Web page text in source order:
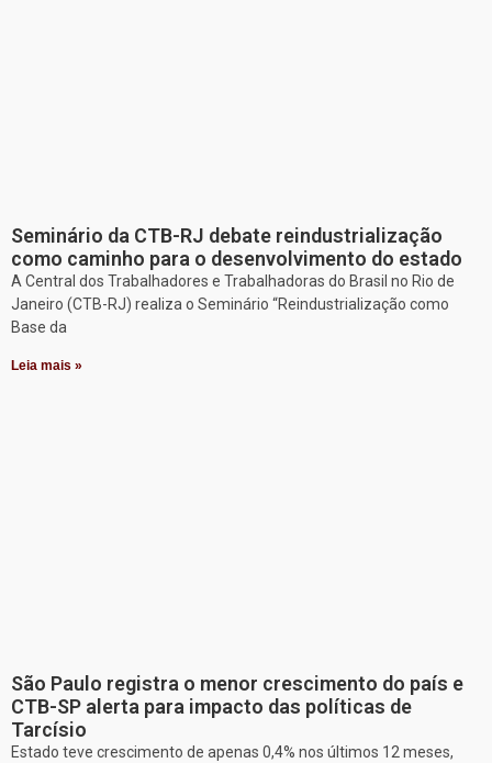
Seminário da CTB-RJ debate reindustrialização
como caminho para o desenvolvimento do estado
A Central dos Trabalhadores e Trabalhadoras do Brasil no Rio de
Janeiro (CTB-RJ) realiza o Seminário “Reindustrialização como
Base da
Leia mais »
São Paulo registra o menor crescimento do país e
CTB-SP alerta para impacto das políticas de
Tarcísio
Estado teve crescimento de apenas 0,4% nos últimos 12 meses,